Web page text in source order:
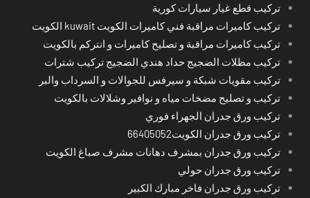
تركيب قطع غيار سيارات كورية
تركيب كاميرات مراقبة فني كاميرات الكويت kuwait الكويت
تركيب كاميرات مراقبة و تصليح كاميرات و انتركم بالكويت
تركيب مظلات الضجيج حداد هندي الضجيج تركيب شترات
تركيب مقويات شبكة و سيرفس للجوالات و السرداب والبر
تركيب و تصليح مضخات مياه و نوافير وشلالات بالكويت
تركيب ورق جدران الجهراء فوري
تركيب ورق جدران الكويت66405052
تركيب ورق جدران بمشرف دهانات مشرف صباغ الكويت
تركيب ورق جدران حولي
تركيب ورق جدران فاخر مبارك الكبير